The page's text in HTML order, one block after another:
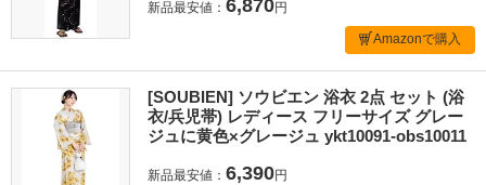
新品最安値： 6,870円
Amazonで購入
[SOUBIEN] ソウビエン 浴衣 2点 セット (浴
衣/兵児帯) レディース フリーサイズ グレー
ジュに黄色×グレージュ ykt10091-obs10011
新品最安値： 6,390円